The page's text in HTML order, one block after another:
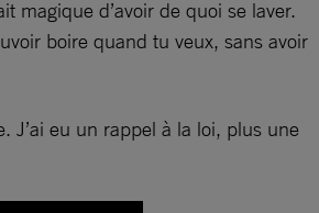
magique d’avoir de quoi se laver.
boire quand tu veux, sans avoir
J’ai eu un rappel à la loi, plus une